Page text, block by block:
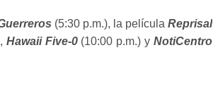
(5:30 p.m.), la películaReprisal
Hawaii Five-0(10:00 p.m.) yNotiCentro